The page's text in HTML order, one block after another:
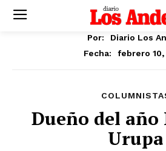
Por:
Diario Los
Fecha:
febrero 10,
Dueño del
Urupa